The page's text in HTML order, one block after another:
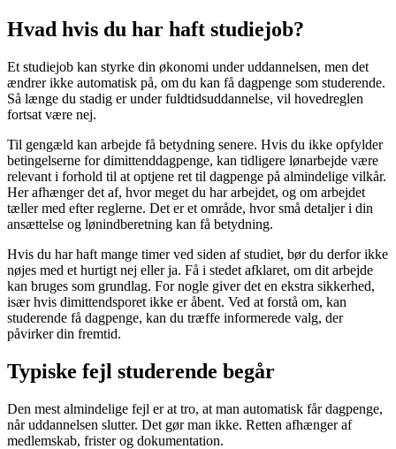
Hvad hvis du har haft studiejob?
Et studiejob kan styrke din økonomi under uddannelsen, men det
ændrer ikke automatisk på, om du kan få dagpenge som studerende.
Så længe du stadig er under fuldtidsuddannelse, vil hovedreglen
fortsat være nej.
Til gengæld kan arbejde få betydning senere. Hvis du ikke opfylder
betingelserne for dimittenddagpenge, kan tidligere lønarbejde være
relevant i forhold til at optjene ret til dagpenge på almindelige vilkår.
Her afhænger det af, hvor meget du har arbejdet, og om arbejdet
tæller med efter reglerne. Det er et område, hvor små detaljer i din
ansættelse og lønindberetning kan få betydning.
Hvis du har haft mange timer ved siden af studiet, bør du derfor ikke
nøjes med et hurtigt nej eller ja. Få i stedet afklaret, om dit arbejde
kan bruges som grundlag. For nogle giver det en ekstra sikkerhed,
især hvis dimittendsporet ikke er åbent. Ved at forstå om, kan
studerende få dagpenge, kan du træffe informerede valg, der
påvirker din fremtid.
Typiske fejl studerende begår
Den mest almindelige fejl er at tro, at man automatisk får dagpenge,
når uddannelsen slutter. Det gør man ikke. Retten afhænger af
medlemskab, frister og dokumentation.